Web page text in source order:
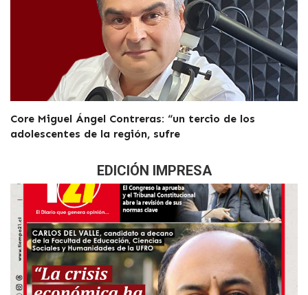
Core Miguel Ángel Contreras: “un tercio de los
adolescentes de la región, sufre
EDICIÓN IMPRESA